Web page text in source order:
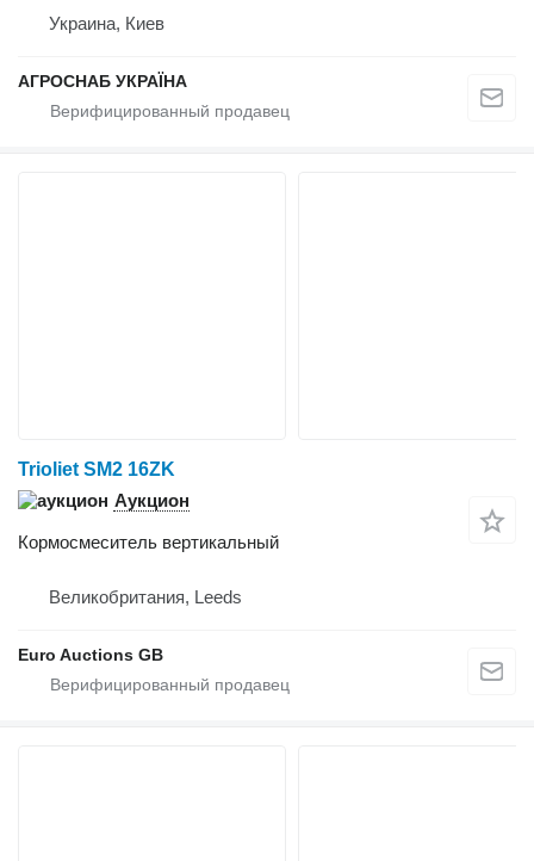
Украина, Киев
АГРОСНАБ УКРАЇНА
Trioliet SM2 16ZK
Аукцион
Кормосмеситель вертикальный
Великобритания, Leeds
Euro Auctions GB